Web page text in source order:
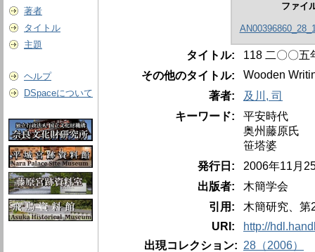
著者
タイトル
主題
ヘルプ
DSpaceについて
ファイ
タイトル:
118 二〇〇
その他のタイトル:
Wooden
著者:
及川, 司
キーワード:
平安時代
奥州藤原氏
笹塔婆
発行日:
2006年11月
出版者:
木簡学会
引用:
木簡研究、第
URI:
http://
出現コレクション: 28（2006）